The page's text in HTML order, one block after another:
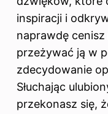
inspiracji i
naprawdę
przeżywać ją w
zdecydowanie
Słuchając
przekonasz się,